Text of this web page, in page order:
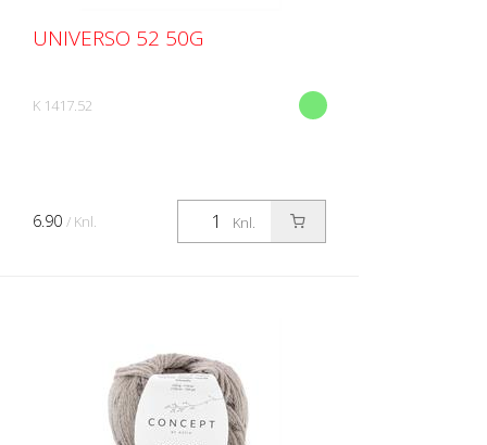
UNIVERSO 52 50G
K 1417.52
Knl.
6.90 / Knl.